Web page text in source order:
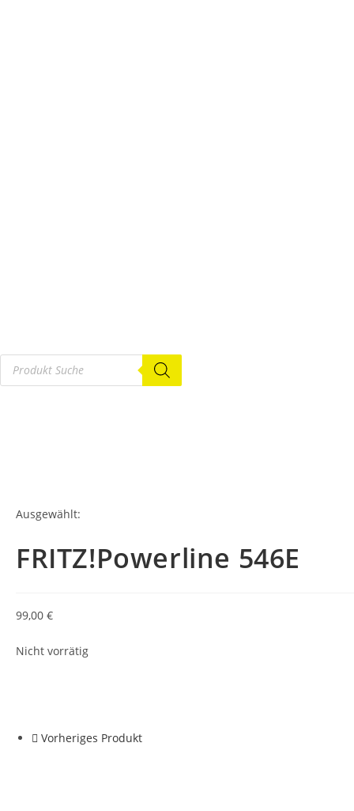
Ausgewählt:
FRITZ!Powerline 546E
99,00 €
Nicht vorrätig
Vorheriges Produkt